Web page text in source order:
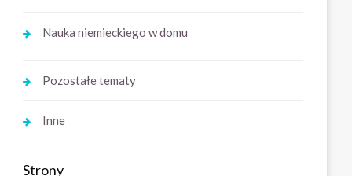
Nauka niemieckiego w domu
Pozostałe tematy
Inne
Strony